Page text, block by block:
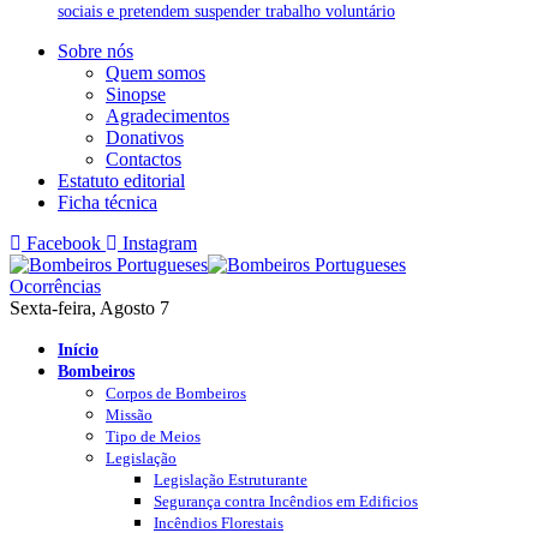
sociais e pretendem suspender trabalho voluntário
Sobre nós
Quem somos
Sinopse
Agradecimentos
Donativos
Contactos
Estatuto editorial
Ficha técnica
Facebook
Instagram
Ocorrências
Sexta-feira, Agosto 7
Início
Bombeiros
Corpos de Bombeiros
Missão
Tipo de Meios
Legislação
Legislação Estruturante
Segurança contra Incêndios em Edificios
Incêndios Florestais